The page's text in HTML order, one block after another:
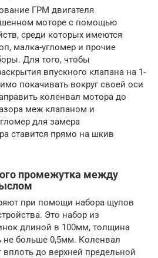
ГРМ двигателя
моторе с помощью
среди которых имеются
малка-угломер и прочие
Для того, чтобы
впускного клапана на 1-
покачивать вокруг своей оси
коленвал мотора до
меж клапаном и
для замера
ставится прямо на шкив
промежутка между
при помощи набора щупов
Это набор из
длиной в 100мм, толщина
не больше 0,5мм. Коленвал
до верхней предельной